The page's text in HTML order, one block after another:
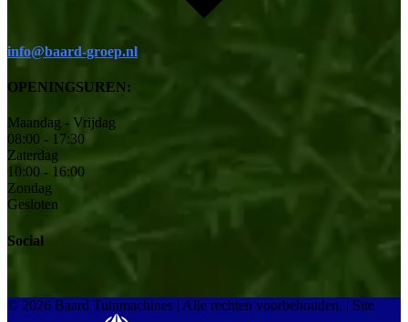
info@baard-groep.nl
OPENINGSUREN:
Maandag - Vrijdag
08:00 - 17:30
Zaterdag
10:00 - 16:00
Zondag
Gesloten
Social
© 2026 Baard Tuinmachines | Alle rechten voorbehouden. | Site